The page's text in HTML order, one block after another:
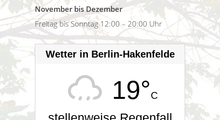
November bis Dezember
Freitag bis Sonntag 12:00 – 20:00 Uhr
Wetter in Berlin-Hakenfelde
19°C